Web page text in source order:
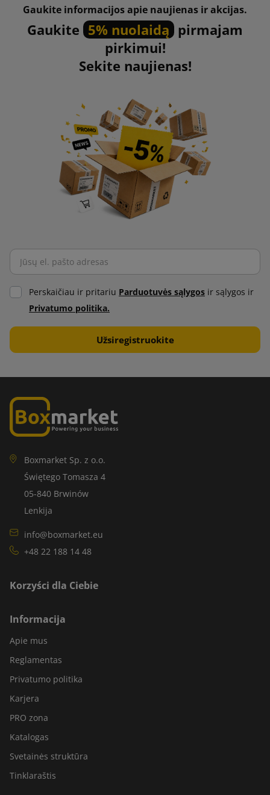
Gaukite informacijos apie naujienas ir akcijas.
Gaukite 5% nuolaidą pirmajam
pirkimui!
Sekite naujienas!
Perskaičiau ir pritariu Parduotuvės sąlygos ir sąlygos ir
Privatumo politika.
Boxmarket Sp. z o.o.
Świętego Tomasza 4
05-840 Brwinów
Lenkija
info@boxmarket.eu
+48 22 188 14 48
Korzyści dla Ciebie
Informacija
Apie mus
Reglamentas
Privatumo politika
Karjera
PRO zona
Katalogas
Svetainės struktūra
Tinklaraštis